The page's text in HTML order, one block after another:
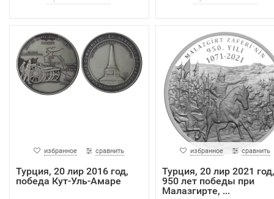
избранное сравнить
Турция, 20 лир 2016 год,
победа Кут-Уль-Амаре
избранное сравнить
Турция, 20 лир 2021 год,
950 лет победы при
Малазгирте, ...